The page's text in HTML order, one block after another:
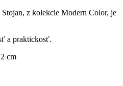
z kolekcie Modern Color, je
a praktickosť.
cm